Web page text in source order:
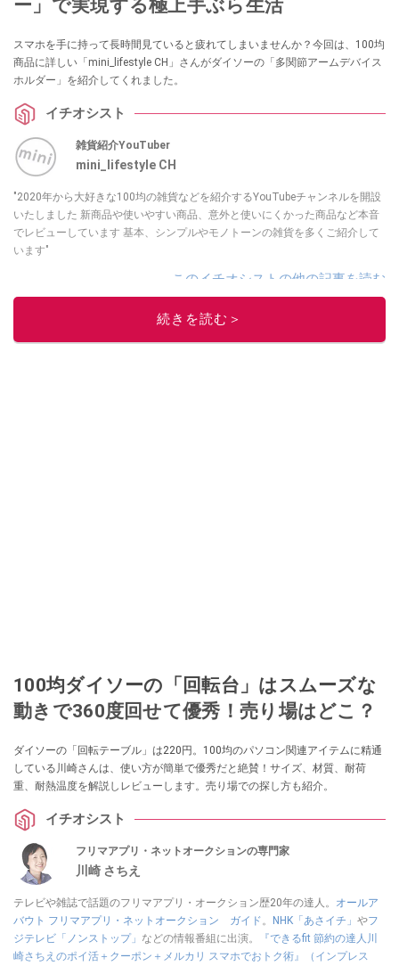
ー」で実現する極上手ぶら生活
スマホを手に持って長時間見ていると疲れてしまいませんか？今回は、100均
商品に詳しい「mini_lifestyle CH」さんがダイソーの「多関節アームデバイス
ホルダー」を紹介してくれました。
イチオシスト
雑貨紹介YouTuber
mini_lifestyle CH
"2020年から大好きな100均の雑貨などを紹介するYouTubeチャンネルを開設
いたしました 新商品や使いやすい商品、意外と使いにくかった商品など本音
でレビューしています 基本、シンプルやモノトーンの雑貨を多くご紹介して
います"
このイチオシストの他の記事を読む
続きを読む＞
100均ダイソーの「回転台」はスムーズな
動きで360度回せて優秀！売り場はどこ？
ダイソーの「回転テーブル」は220円。100均のパソコン関連アイテムに精通
している川崎さんは、使い方が簡単で優秀だと絶賛！サイズ、材質、耐荷
重、耐熱温度を解説しレビューします。売り場での探し方も紹介。
イチオシスト
フリマアプリ・ネットオークションの専門家
川崎 さちえ
テレビや雑誌で話題のフリマアプリ・オークション歴20年の達人。 オールア
バウト フリマアプリ・ネットオークション ガイド。 NHK「あさイチ」 やフ
ジテレビ「ノンストップ」 などの情報番組に出演。
『できるfit 節約の達人川
崎さちえのポイ活＋クーポン＋メルカリ スマホでおトク術』（インプレス